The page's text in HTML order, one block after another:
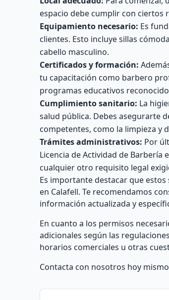
espacio debe cumplir con
Equipamiento necesario: Es
clientes. Esto incluye sillas
cabello masculino.
Certificados y formación:
tu capacitación como barbero
programas educativos
Cumplimiento sanitario: La
salud pública. Debes asegurarte
competentes, como la limpieza y
Trámites administrativos: Por
Licencia de Actividad de Barbería
cualquier otro requisito legal
Es importante destacar que
en Calafell. Te recomendamos
información actualizada y
En cuanto a los permisos
adicionales según las
horarios comerciales u otras
Contacta con nosotros hoy